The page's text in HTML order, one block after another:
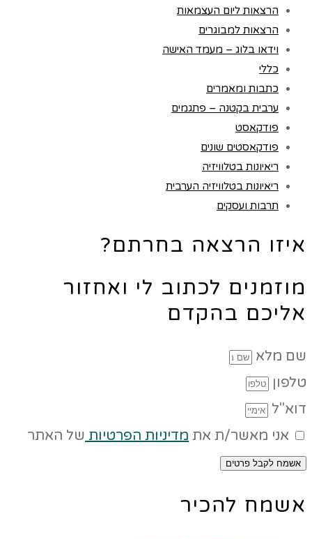
הרצאות ליום העצמאות
הרצאות למבוגרים
וידאו בלוג – מעמד האישה
כללי
כתבות ומאמרים
ערבית בקטנה – פתגמים
פודקאסט
פודקאסטים שונים
ריאיונות בטלוויזיה
ריאיונות בטלוויזיה הערבית
תרבות ועסקים
איזו הרצאה בחרתם?
מוזמנים לכתוב לי ואחזור
אליכם בהקדם
שם מלא
טלפון
דוא"ל
אני מאשר/ת את מדיניות הפרטיות של האתר
אשמח לקבל פרטים
אשמח להכיר